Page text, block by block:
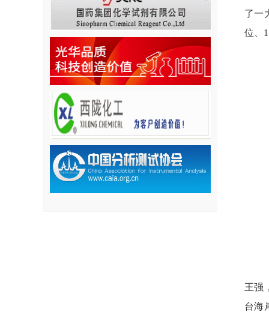
了一
位、
王强
台海